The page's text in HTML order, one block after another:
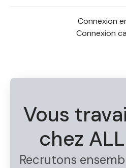
Connexion
Connexion
Vous
chez
Recrutons